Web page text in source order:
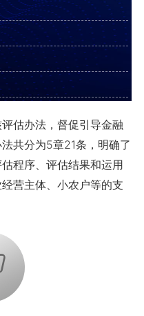
估办法，督促引导金融
共分为5章21条，明确了
程序、评估结果和运用
营主体、小农户等的支